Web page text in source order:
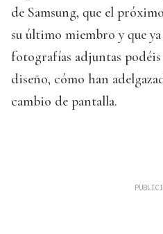
de Samsung, que el
su último miembro y que ya
fotografías adjuntas
diseño, cómo han
cambio de pantalla.